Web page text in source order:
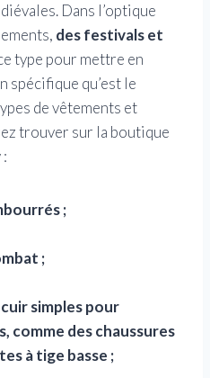
Dans l’optique
des festivals et
type pour mettre en
spécifique qu’est le
de vêtements et
trouver sur la boutique
;
;
simples pour
comme des chaussures
à tige basse ;